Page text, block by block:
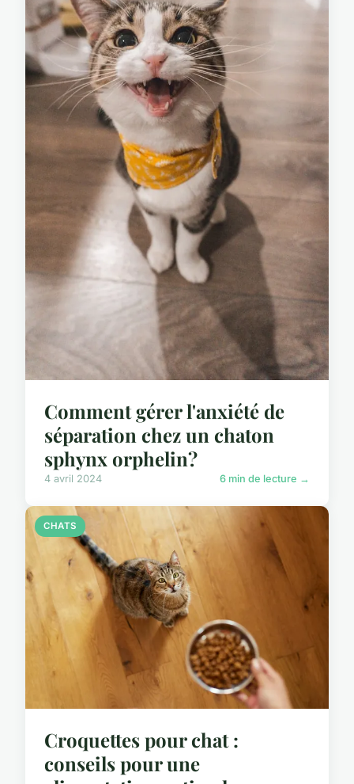
Comment gérer l'anxiété de
séparation chez un chaton
sphynx orphelin?
4 avril 2024 6 min de lecture →
CHATS
Croquettes pour chat :
conseils pour une